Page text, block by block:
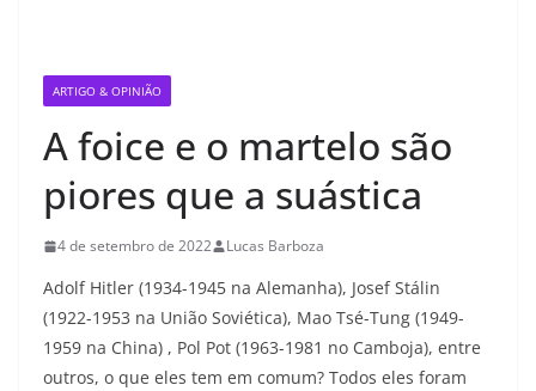
ARTIGO & OPINIÃO
A foice e o martelo são
piores que a suástica
4 de setembro de 2022 Lucas Barboza
Adolf Hitler (1934-1945 na Alemanha), Josef Stálin
(1922-1953 na União Soviética), Mao Tsé-Tung (1949-
1959 na China) , Pol Pot (1963-1981 no Camboja), entre
outros, o que eles tem em comum? Todos eles foram